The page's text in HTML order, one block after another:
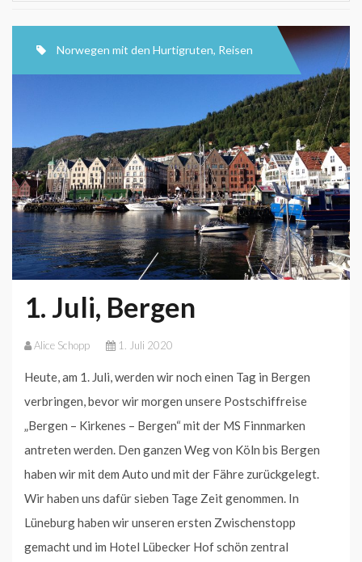
Norwegen mit den Hurtigruten, Reisen
1. Juli, Bergen
Alice Schopp 1. Juli 2020
Heute, am 1. Juli, werden wir noch einen Tag in Bergen
verbringen, bevor wir morgen unsere Postschiffreise
„Bergen – Kirkenes – Bergen“ mit der MS Finnmarken
antreten werden. Den ganzen Weg von Köln bis Bergen
haben wir mit dem Auto und mit der Fähre zurückgelegt.
Wir haben uns dafür sieben Tage Zeit genommen. In
Lüneburg haben wir unseren ersten Zwischenstopp
gemacht und im Hotel Lübecker Hof schön zentral